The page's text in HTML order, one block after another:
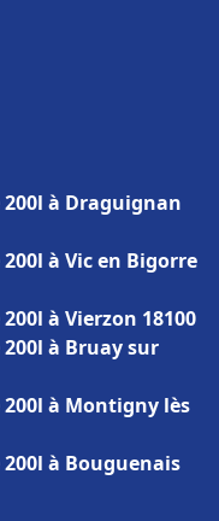
à Draguignan
à Vic en Bigorre
à Vierzon 18100
à Bruay sur
à Montigny lès
à Bouguenais